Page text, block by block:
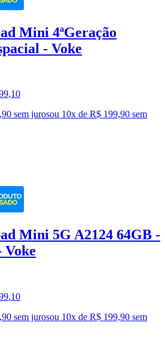
Mini 4ªGeração
- Voke
,10
sem jurosou 10x de R$ 199,90 sem
Mini 5G A2124 64GB -
Voke
,10
sem jurosou 10x de R$ 199,90 sem